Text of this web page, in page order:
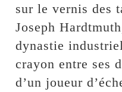
sur le vernis des
Joseph
dynastie
crayon entre ses
d’un joueur